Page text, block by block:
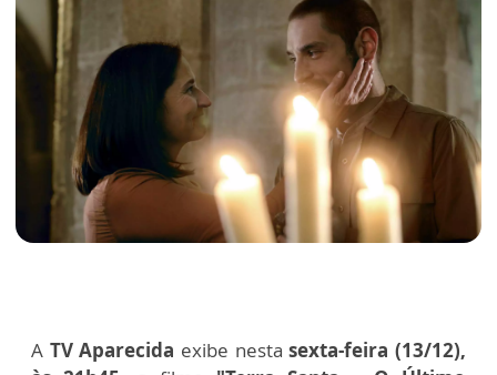
A TV Aparecida exibe nesta sexta-feira (13/12),